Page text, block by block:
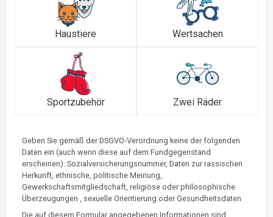
Haustiere Wertsachen
Sportzubehör Zwei Räder
Geben Sie gemäß der DSGVO-Verordnung keine der folgenden
Daten ein (auch wenn diese auf dem Fundgegenstand
erscheinen): Sozialversicherungsnummer, Daten zur rassischen
Herkunft, ethnische, politische Meinung,
Gewerkschaftsmitgliedschaft, religiöse oder philosophische
Überzeugungen , sexuelle Orientierung oder Gesundheitsdaten
Die auf diesem Formular angegebenen Informationen sind